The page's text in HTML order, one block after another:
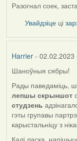
Разогнал соек,
Увайдзіце ці
Harrier- 02.02.2023
Шаноўныя сябры!
Рады паведаміць,
лепшы скрыншот
студзень
гэты групавы
карыстальніцу з